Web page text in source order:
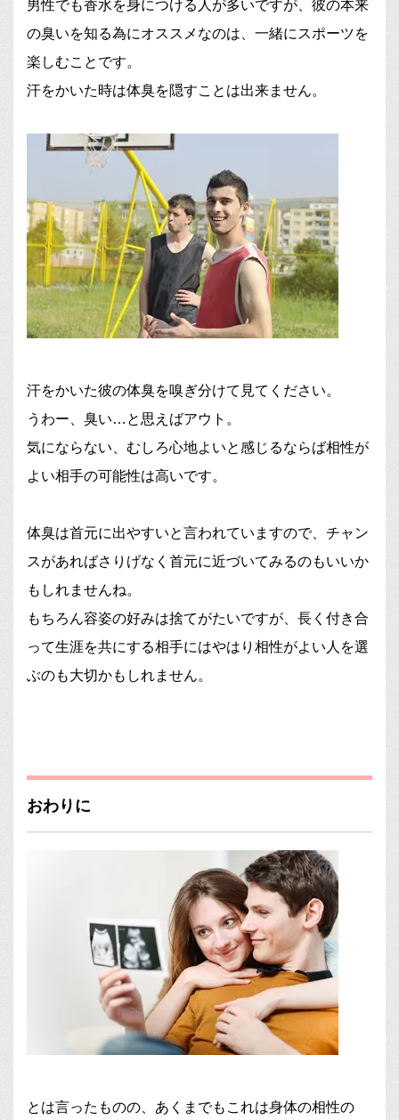
男性でも香水を身につける人が多いですが、彼の本来
の臭いを知る為にオススメなのは、一緒にスポーツを
楽しむことです。
汗をかいた時は体臭を隠すことは出来ません。
汗をかいた彼の体臭を嗅ぎ分けて見てください。
うわー、臭い…と思えばアウト。
気にならない、むしろ心地よいと感じるならば相性が
よい相手の可能性は高いです。
体臭は首元に出やすいと言われていますので、チャン
スがあればさりげなく首元に近づいてみるのもいいか
もしれませんね。
もちろん容姿の好みは捨てがたいですが、長く付き合
って生涯を共にする相手にはやはり相性がよい人を選
ぶのも大切かもしれません。
おわりに
とは言ったものの、あくまでもこれは身体の相性の